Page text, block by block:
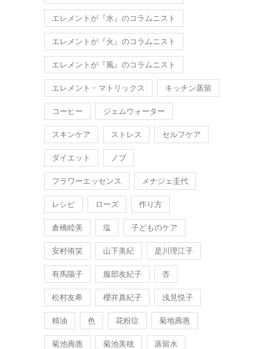
エレメントが『水』のコラムニスト
エレメントが『火』のコラムニスト
エレメントが『風』のコラムニスト
エレメント・マトリックス キッチン蒸留
コーヒー ジェムウォーター
スキンケア ストレス セルフケア
ダイエット ノブ
フラワーエッセンス メナジェ圭代
レシピ ローズ 作り方
倉橋睦美 塩 子どものケア
安村侑笑 山下美紀 是川理江子
有馬陽子 服部友紀子 杏
松村友希 櫻井真紀子 浅見悦子
精油 色 花粉症 菊地壽惠
菊池壽惠 菊池美穂 蒸留水